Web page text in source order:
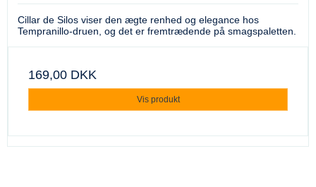
Cillar de Silos viser den ægte renhed og elegance hos
Tempranillo-druen, og det er fremtrædende på smagspaletten.
169,00 DKK
Vis produkt